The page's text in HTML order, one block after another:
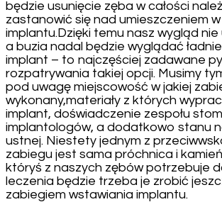
będzie usunięcie zęba w całości
zastanowić się nad umieszczeniem
implantu.Dzięki temu nasz wygląd nie
a buzia nadal będzie wyglądać
implant – to najczęściej zadawane
rozpatrywania takiej opcji. Musimy
pod uwagę miejscowość w jakiej
wykonany,materiały z których
implant, doświadczenie zespołu
implantologów, a dodatkowo stanu
ustnej. Niestety jednym z
zabiegu jest sama próchnica i
któryś z naszych zębów potrzebuje
leczenia będzie trzeba je zrobić
zabiegiem wstawiania implantu.